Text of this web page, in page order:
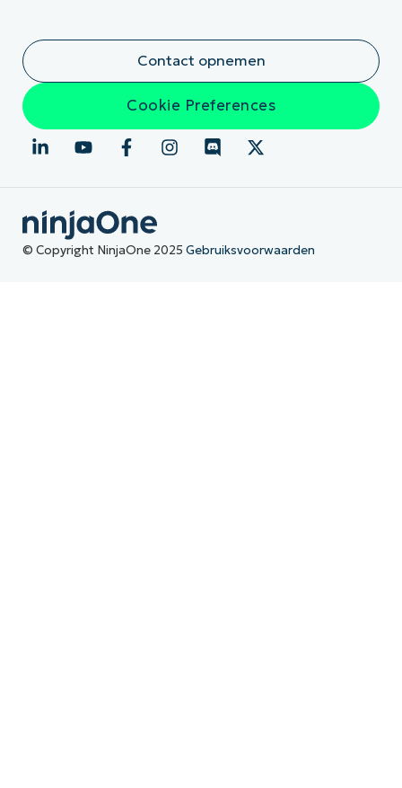
Contact opnemen
Cookie Preferences
© Copyright NinjaOne 2025 Gebruiksvoorwaarden